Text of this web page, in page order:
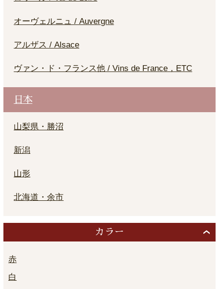
オーヴェルニュ / Auvergne
アルザス / Alsace
ヴァン・ド・フランス他 / Vins de France，ETC
日本
山梨県・勝沼
新潟
山形
北海道・余市
カラー
赤
白